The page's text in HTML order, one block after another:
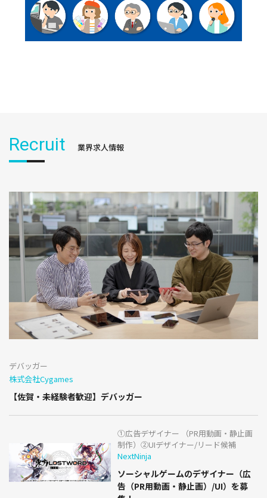
Recruit 業界求人情報
デバッガー
株式会社Cygames
【佐賀・未経験者歓迎】デバッガー
①広告デザイナー （PR用動画・静止画
制作）②UIデザイナー/リード候補
NextNinja
ソーシャルゲームのデザイナー（広
告（PR用動画・静止画）/UI）を募